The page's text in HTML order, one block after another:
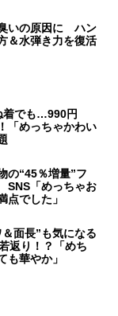
臭いの原因に ハン
＆水弾き力を復活
着でも…990円
「めっちゃかわい
の“45％増量”フ
SNS「めっちゃお
点でした」
面長”も気になる
返り！？「めち
も華やか」